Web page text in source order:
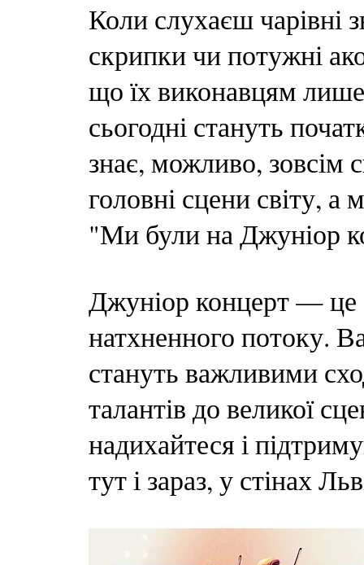
Коли слухаєш чарівні
скрипки чи потужні
що їх виконавцям
сьогодні стануть
знає, можливо, зовсім
головні сцени світу, а
"Ми були на Джуніор
Джуніор концерт — це
натхненного потоку.
стануть важливими
талантів до великої
надихайтеся і
тут і зараз, у стінах